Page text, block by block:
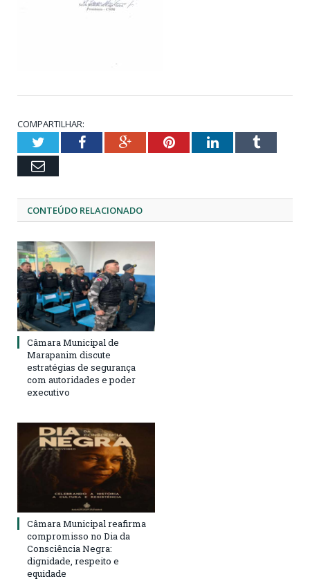
COMPARTILHAR:
TwitterFacebookGoogle+PinterestLinkedInTumblr
Email
CONTEÚDO RELACIONADO
Câmara Municipal de
Marapanim discute
estratégias de segurança
com autoridades e poder
executivo
Câmara Municipal reafirma
compromisso no Dia da
Consciência Negra:
dignidade, respeito e
equidade